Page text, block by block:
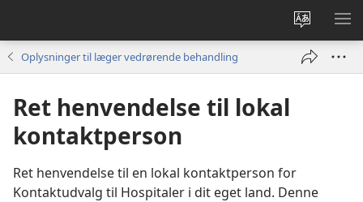
Vælg
sprog
VIS
Oplysninger til læger vedrørende behandling
Ret henvendelse til lokal
kontaktperson
Ret henvendelse til en lokal kontaktperson for
Kontaktudvalg til Hospitaler i dit eget land. Denne